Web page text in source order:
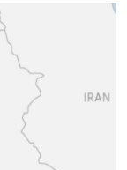
به
بحران مهاجرت